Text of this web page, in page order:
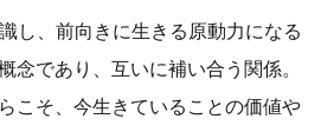
し、前向きに生きる原動力になる
念であり、互いに補い合う関係。
こそ、今生きていることの価値や